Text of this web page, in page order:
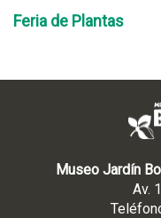
Feria de Plantas
Museo Jardín
Av.